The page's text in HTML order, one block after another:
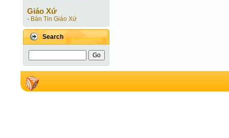
Giáo Xứ
- Bản Tin Giáo Xứ
Search